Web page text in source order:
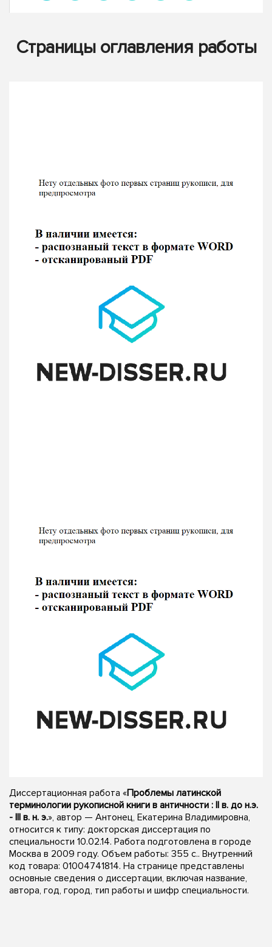
Страницы оглавления работы
Диссертационная работа «Проблемы латинской
терминологии рукописной книги в античности : II в. до н.э.
- III в. н. э.», автор — Антонец, Екатерина Владимировна,
относится к типу: докторская диссертация по
специальности 10.02.14. Работа подготовлена в городе
Москва в 2009 году. Объем работы: 355 с.. Внутренний
код товара: 01004741814. На странице представлены
основные сведения о диссертации, включая название,
автора, год, город, тип работы и шифр специальности.